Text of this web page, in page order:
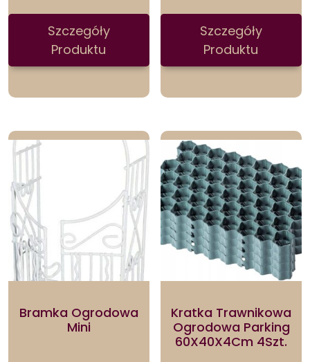
Szczegóły
Produktu
Szczegóły
Produktu
Bramka Ogrodowa
Mini
Kratka Trawnikowa
Ogrodowa Parking
60X40X4Cm 4Szt.